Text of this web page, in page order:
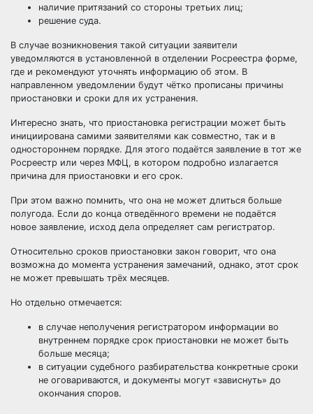
наличие притязаний со стороны третьих лиц;
решение суда.
В случае возникновения такой ситуации заявители
уведомляются в установленной в отделении Росреестра форме,
где и рекомендуют уточнять информацию об этом. В
направленном уведомлении будут чётко прописаны причины
приостановки и сроки для их устранения.
Интересно знать, что приостановка регистрации может быть
инициирована самими заявителями как совместно, так и в
одностороннем порядке. Для этого подаётся заявление в тот же
Росреестр или через МФЦ, в котором подробно излагается
причина для приостановки и его срок.
При этом важно помнить, что она не может длиться больше
полугода. Если до конца отведённого времени не подаётся
новое заявление, исход дела определяет сам регистратор.
Относительно сроков приостановки закон говорит, что она
возможна до момента устранения замечаний, однако, этот срок
не может превышать трёх месяцев.
Но отдельно отмечается:
в случае неполучения регистратором информации во
внутреннем порядке срок приостановки не может быть
больше месяца;
в ситуации судебного разбирательства конкретные сроки
не оговариваются, и документы могут «зависнуть» до
окончания споров.